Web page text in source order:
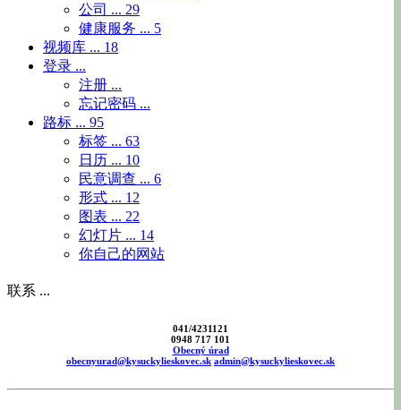
公司 ... 29
健康服务 ... 5
视频库 ... 18
登录 ...
注册 ...
忘记密码 ...
路标 ... 95
标签 ... 63
日历 ... 10
民意调查 ... 6
形式 ... 12
图表 ... 22
幻灯片 ... 14
你自己的网站
联系 ...
041/4231121
0948 717 101
Obecný úrad
obecnyurad@kysuckylieskovec.sk admin@kysuckylieskovec.sk